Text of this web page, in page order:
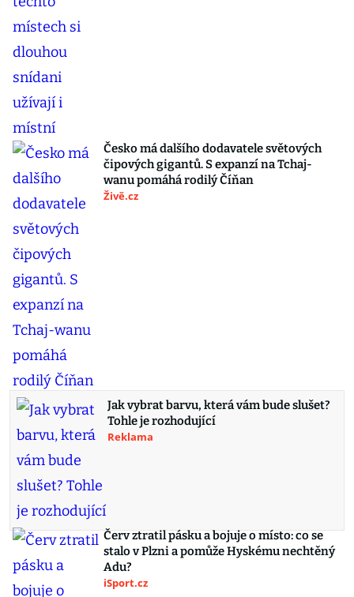
Česko má dalšího dodavatele světových
čipových gigantů. S expanzí na Tchaj-
wanu pomáhá rodilý Číňan
Živě.cz
Jak vybrat barvu, která vám bude slušet?
Tohle je rozhodující
Reklama
Červ ztratil pásku a bojuje o místo: co se
stalo v Plzni a pomůže Hyskému nechtěný
Adu?
iSport.cz